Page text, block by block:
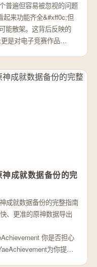
普遍但容易被忽视的问题
起来功能齐全&#xff0c;但
能散架。这背后反映的
更是对电子竞赛作品…
神成就数据备份的完
成就数据备份的完整指南
、更准的原神数据导出
你是否担心
为你提…